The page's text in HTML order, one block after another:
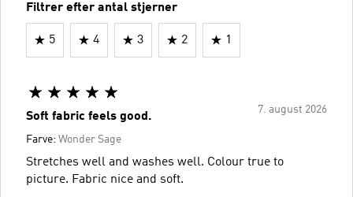
Filtrer efter antal stjerner
5 4 3 2 1
7. august 2026
Soft fabric feels good.
Farve: Wonder Sage
Stretches well and washes well. Colour true to
picture. Fabric nice and soft.